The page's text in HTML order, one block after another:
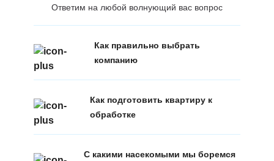
Ответим на любой волнующий вас вопрос
Как правильно выбрать
компанию
Как подготовить квартиру к
обработке
С какими насекомыми мы боремся